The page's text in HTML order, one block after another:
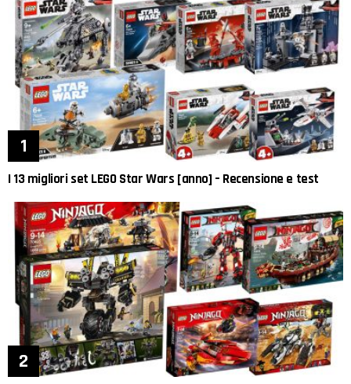
I 13 migliori set LEGO Star Wars [anno] – Recensione e test